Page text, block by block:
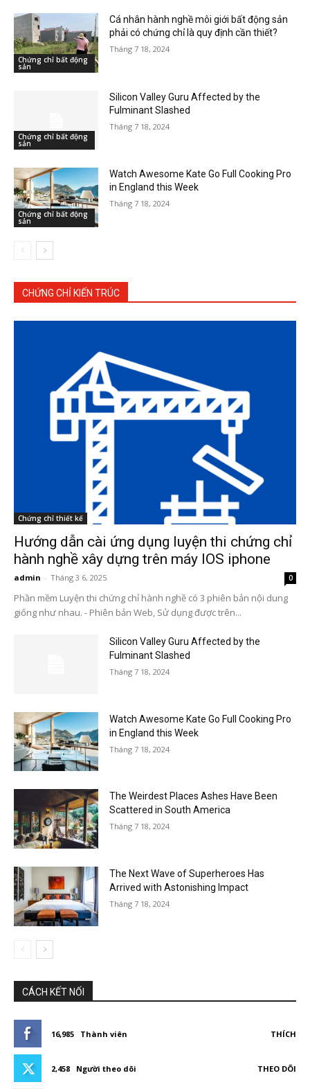
Chứng chỉ bất động
sản
Cá nhân hành nghề môi giới bất động sản
phải có chứng chỉ là quy định cần thiết?
Tháng 7 18, 2024
Chứng chỉ bất động
sản
Silicon Valley Guru Affected by the
Fulminant Slashed
Tháng 7 18, 2024
Chứng chỉ bất động
sản
Watch Awesome Kate Go Full Cooking Pro
in England this Week
Tháng 7 18, 2024
CHỨNG CHỈ KIẾN TRÚC
Chứng chỉ thiết kế
Hướng dẫn cài ứng dụng luyện thi chứng chỉ
hành nghề xây dựng trên máy IOS iphone
admin - Tháng 3 6, 2025 0
Phần mềm Luyện thi chứng chỉ hành nghề có 3 phiên bản nội dung
giống như nhau. - Phiên bản Web, Sử dụng được trên...
Silicon Valley Guru Affected by the
Fulminant Slashed
Tháng 7 18, 2024
Watch Awesome Kate Go Full Cooking Pro
in England this Week
Tháng 7 18, 2024
The Weirdest Places Ashes Have Been
Scattered in South America
Tháng 7 18, 2024
The Next Wave of Superheroes Has
Arrived with Astonishing Impact
Tháng 7 18, 2024
CÁCH KẾT NỐI
16,985 Thành viên THÍCH
2,458 Người theo dõi THEO DÕI